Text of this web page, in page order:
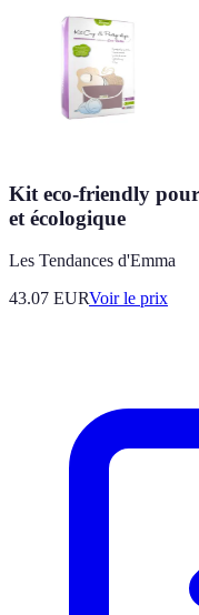
Kit eco-friendly
et écologique
Les Tendances d'Emma
43.07 EURVoir le prix